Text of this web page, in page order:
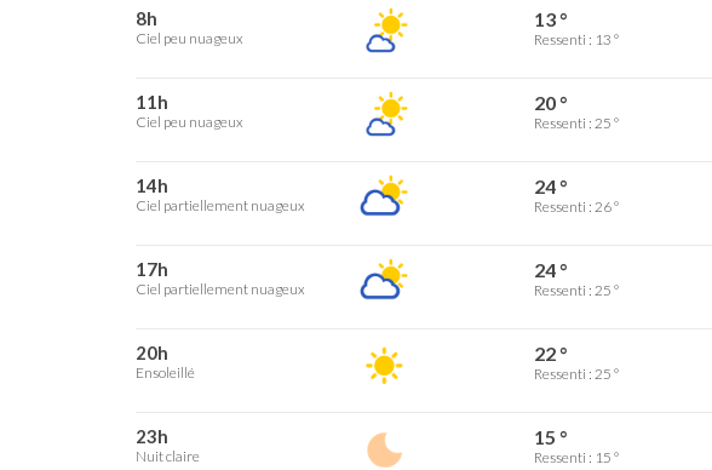
8h
Ciel peu nuageux
13 °
Ressenti : 13 °
11h
Ciel peu nuageux
20 °
Ressenti : 25 °
14h
Ciel partiellement nuageux
24 °
Ressenti : 26 °
17h
Ciel partiellement nuageux
24 °
Ressenti : 25 °
20h
Ensoleillé
22 °
Ressenti : 25 °
23h
Nuit claire
15 °
Ressenti : 15 °